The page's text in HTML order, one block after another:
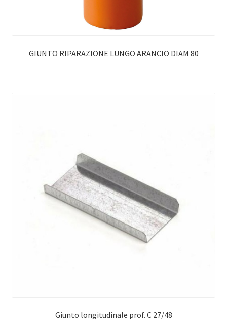
GIUNTO RIPARAZIONE LUNGO ARANCIO DIAM 80
Giunto longitudinale prof. C 27/48